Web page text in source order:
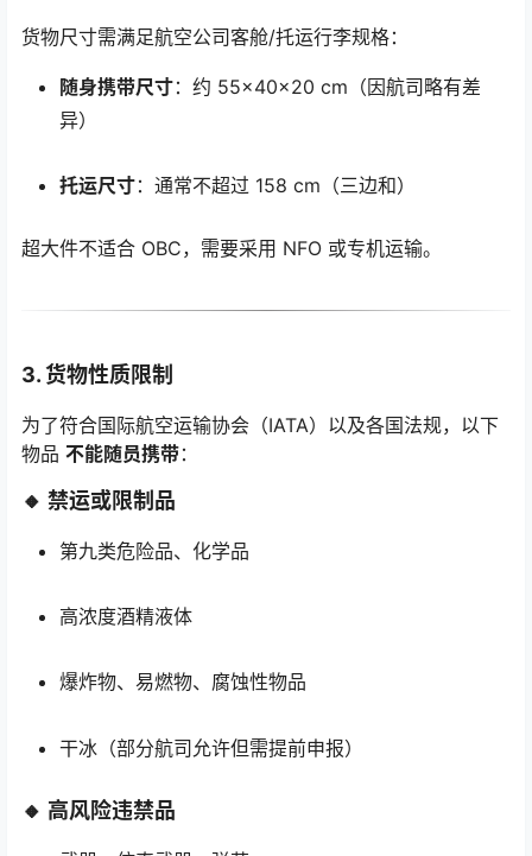
货物尺寸需满足航空公司客舱/托运行李规格：
随身携带尺寸：约 55×40×20 cm（因航司略有差
异）
托运尺寸：通常不超过 158 cm（三边和）
超大件不适合 OBC，需要采用 NFO 或专机运输。
3. 货物性质限制
为了符合国际航空运输协会（IATA）以及各国法规，以下
物品 不能随员携带：
🔸 禁运或限制品
第九类危险品、化学品
高浓度酒精液体
爆炸物、易燃物、腐蚀性物品
干冰（部分航司允许但需提前申报）
🔸 高风险违禁品